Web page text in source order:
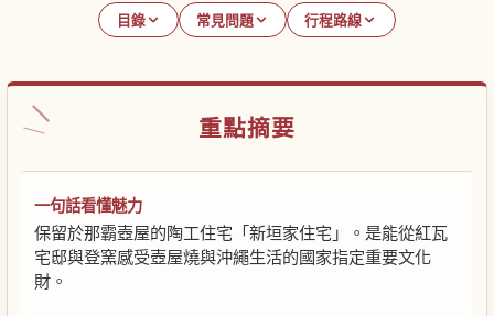
目錄 常見問題 行程路線
重點摘要
一句話看懂魅力
保留於那霸壺屋的陶工住宅「新垣家住宅」。是能從紅瓦
宅邸與登窯感受壺屋燒與沖繩生活的國家指定重要文化
財。